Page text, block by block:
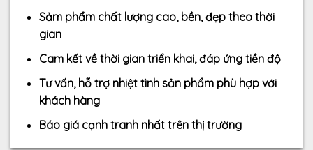
Sảm phẩm chất lượng cao, bền, đẹp theo thời
gian
Cam kết về thời gian triển khai, đáp ứng tiền độ
Tư vấn, hỗ trợ nhiệt tình sản phẩm phù hợp với
khách hàng
Báo giá cạnh tranh nhất trên thị trường